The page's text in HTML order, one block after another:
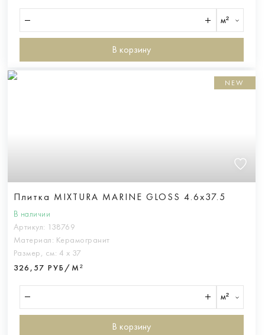
м²
В корзину
NEW
Плитка MIXTURA MARINE GLOSS 4.6x37.5
В наличии
Артикул: 138769
Материал: Керамогранит
Размер, см: 4 х 37
326,57 РУБ/М²
м²
В корзину